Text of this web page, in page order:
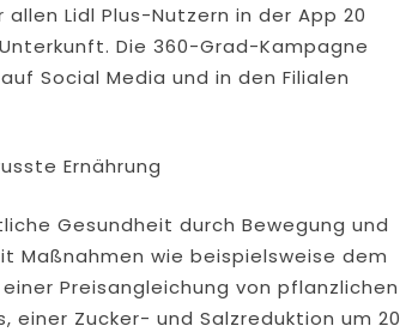
Lidl Plus-Nutzern in der App 20
Die 360-Grad-Kampagne
Social Media und in den Filialen
Ernährung
Gesundheit durch Bewegung und
Maßnahmen wie beispielsweise dem
Preisangleichung von pflanzlichen
einer Zucker- und Salzreduktion um 20